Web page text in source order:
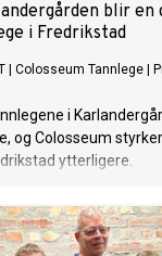
blir en
i Fredrikstad
Colosseum Tannlege
i
og Colosseum
ytterligere.